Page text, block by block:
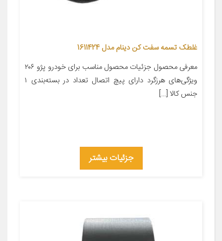
غلطک تسمه سفت کن دینام مدل 1611424
معرفی محصول جزئیات محصول مناسب برای خودرو پژو ۲۰۶
ویژگی‌های هرزگرد دارای پیچ اتصال تعداد در بسته‌بندی ۱
جنس کالا […]
جزئیات بیشتر